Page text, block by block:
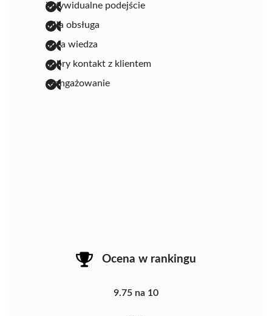
indywidualne podejście
miła obsługa
duża wiedza
dobry kontakt z klientem
zaangażowanie
Ocena w rankingu
9.75 na 10